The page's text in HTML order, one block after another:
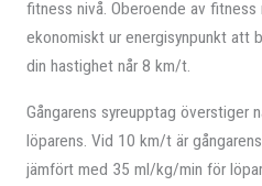
fitness nivå. Oberoende av
ekonomiskt ur energisynpunkt att
din hastighet når 8 km/t.
Gångarens syreupptag överstiger
löparens. Vid 10 km/t är
jämfört med 35 ml/kg/min för